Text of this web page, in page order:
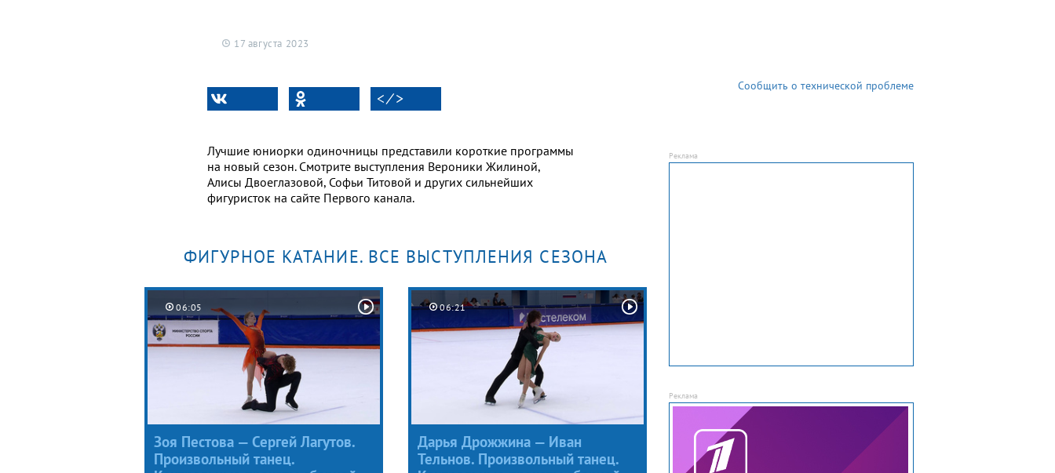
17 августа 2023
< ⁄ >
Сообщить о технической проблеме
Лучшие юниорки одиночницы представили короткие программы
на новый сезон. Смотрите выступления Вероники Жилиной,
Алисы Двоеглазовой, Софьи Титовой и других сильнейших
фигуристок на сайте Первого канала.
ФИГУРНОЕ КАТАНИЕ. ВСЕ ВЫСТУПЛЕНИЯ СЕЗОНА
06:05
Зоя Пестова — Сергей Лагутов.
Произвольный танец.
06:21
Дарья Дрожжина — Иван
Тельнов. Произвольный танец.